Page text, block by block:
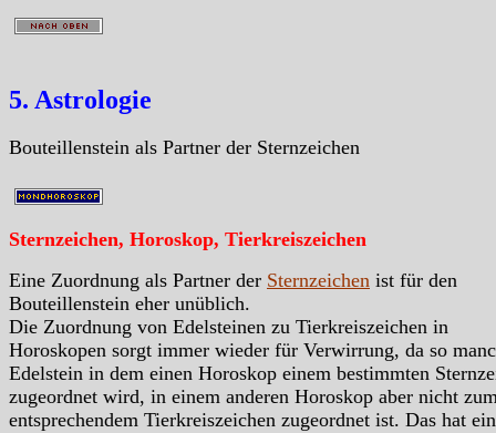
5. Astrologie
Bouteillenstein als Partner der Sternzeichen
Sternzeichen, Horoskop, Tierkreiszeichen
Eine Zuordnung als Partner der Sternzeichen ist für den
Bouteillenstein eher unüblich.
Die Zuordnung von Edelsteinen zu Tierkreiszeichen in
Horoskopen sorgt immer wieder für Verwirrung, da so
Edelstein in dem einen Horoskop einem bestimmten
zugeordnet wird, in einem anderen Horoskop aber nicht
entsprechendem Tierkreiszeichen zugeordnet ist. Das hat